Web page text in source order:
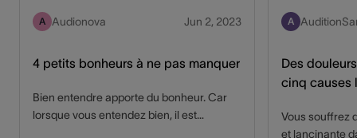
A Audionova Jun 2, 2023
4 petits bonheurs à ne pas manquer
Bien entendre apporte du bonheur. Car
lorsque vous entendez bien, il est
A
Des
cinq causes
Vous souffrez
et lancinante